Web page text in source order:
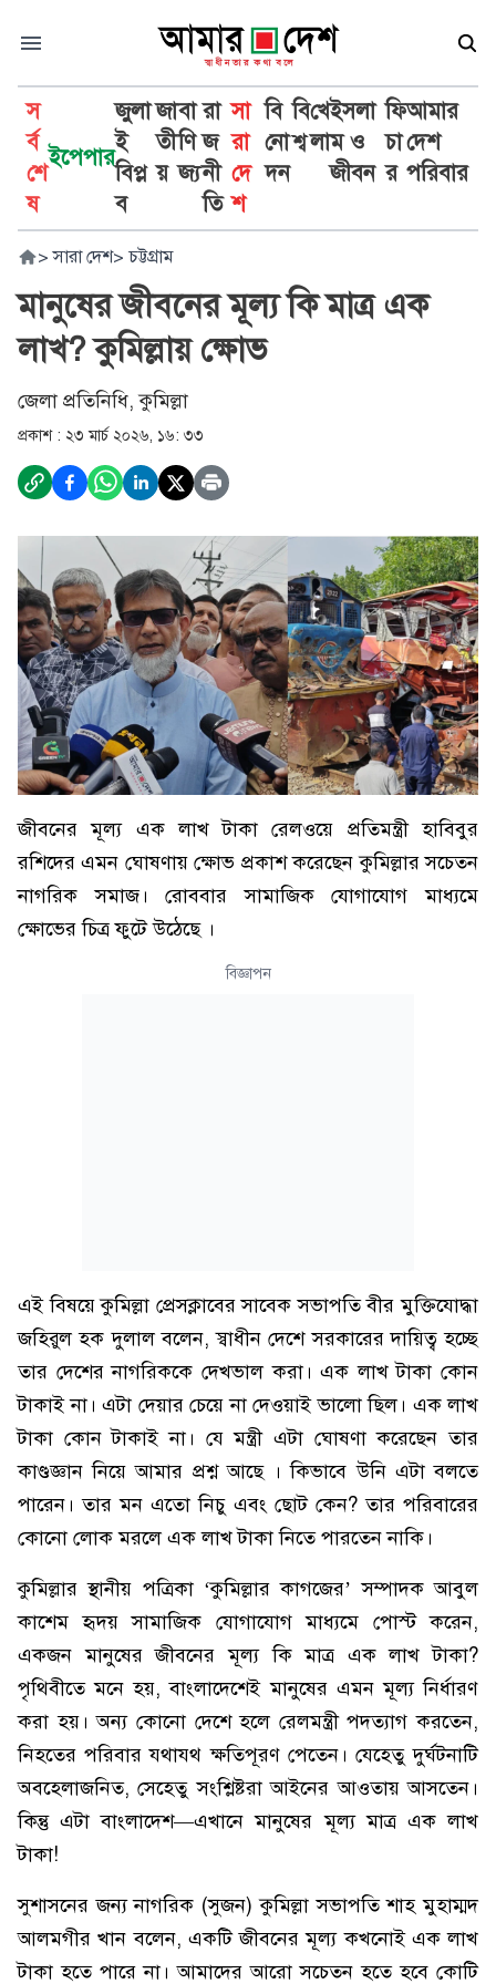
স
র্ব
শে
ষ
ইপেপার
জুলা
ই
বিপ্ল
ব
জা
তী
য়
বা
ণি
জ্য
রা
জ
নী
তি
সা
রা
দে
শ
বি
নো
দন
বি
শ্ব
খে
লা
ইসলা
ম ও
জীবন
ফি
চা
র
আমার
দেশ
পরিবার
> সারা দেশ> চট্টগ্রাম
মানুষের জীবনের মূল্য কি মাত্র এক
লাখ? কুমিল্লায় ক্ষোভ
জেলা প্রতিনিধি, কুমিল্লা
প্রকাশ : ২৩ মার্চ ২০২৬, ১৬: ৩৩
জীবনের মূল্য এক লাখ টাকা রেলওয়ে প্রতিমন্ত্রী হাবিবুর
রশিদের এমন ঘোষণায় ক্ষোভ প্রকাশ করেছেন কুমিল্লার সচেতন
নাগরিক সমাজ। রোববার সামাজিক যোগাযোগ মাধ্যমে
ক্ষোভের চিত্র ফুটে উঠেছে ।
বিজ্ঞাপন
এই বিষয়ে কুমিল্লা প্রেসক্লাবের সাবেক সভাপতি বীর মুক্তিযোদ্ধা
জহিরুল হক দুলাল বলেন, স্বাধীন দেশে সরকারের দায়িত্ব হচ্ছে
তার দেশের নাগরিককে দেখভাল করা। এক লাখ টাকা কোন
টাকাই না। এটা দেয়ার চেয়ে না দেওয়াই ভালো ছিল। এক লাখ
টাকা কোন টাকাই না। যে মন্ত্রী এটা ঘোষণা করেছেন তার
কাণ্ডজ্ঞান নিয়ে আমার প্রশ্ন আছে । কিভাবে উনি এটা বলতে
পারেন। তার মন এতো নিচু এবং ছোট কেন? তার পরিবারের
কোনো লোক মরলে এক লাখ টাকা নিতে পারতেন নাকি।
কুমিল্লার স্থানীয় পত্রিকা ‘কুমিল্লার কাগজের’ সম্পাদক আবুল
কাশেম হৃদয় সামাজিক যোগাযোগ মাধ্যমে পোস্ট করেন,
একজন মানুষের জীবনের মূল্য কি মাত্র এক লাখ টাকা?
পৃথিবীতে মনে হয়, বাংলাদেশেই মানুষের এমন মূল্য নির্ধারণ
করা হয়। অন্য কোনো দেশে হলে রেলমন্ত্রী পদত্যাগ করতেন,
নিহতের পরিবার যথাযথ ক্ষতিপূরণ পেতেন। যেহেতু দুর্ঘটনাটি
অবহেলাজনিত, সেহেতু সংশ্লিষ্টরা আইনের আওতায় আসতেন।
কিন্তু এটা বাংলাদেশ—এখানে মানুষের মূল্য মাত্র এক লাখ
টাকা!
সুশাসনের জন্য নাগরিক (সুজন) কুমিল্লা সভাপতি শাহ মুহাম্মদ
আলমগীর খান বলেন, একটি জীবনের মূল্য কখনোই এক লাখ
টাকা হতে পারে না। আমাদের আরো সচেতন হতে হবে কোটি